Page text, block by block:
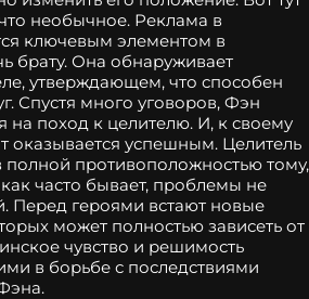
необычное. Реклама в
ключевым элементом в
брату. Она обнаруживает
утверждающем, что способен
Спустя много уговоров, Фэн
на поход к целителю. И, к своему
оказывается успешным. Целитель
полной противоположностью тому,
часто бывает, проблемы не
Перед героями встают новые
может полностью зависеть от
чувство и решимость
в борьбе с последствиями